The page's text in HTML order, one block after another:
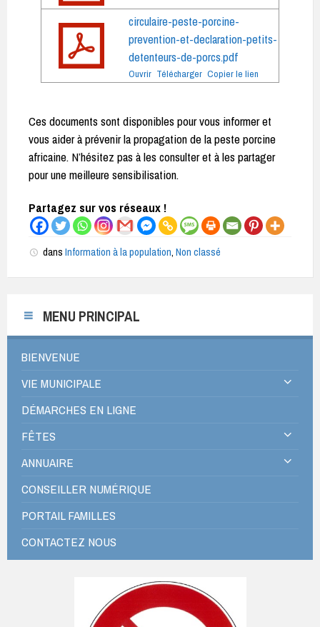
circulaire-peste-porcine-
prevention-et-declaration-petits-
detenteurs-de-porcs.pdf
Ouvrir Télécharger Copier le lien
Ces documents sont disponibles pour vous informer et
vous aider à prévenir la propagation de la peste porcine
africaine. N’hésitez pas à les consulter et à les partager
pour une meilleure sensibilisation.
Partagez sur vos réseaux !
dans Information à la population, Non classé
MENU PRINCIPAL
BIENVENUE
VIE MUNICIPALE
DÉMARCHES EN LIGNE
FÊTES
ANNUAIRE
CONSEILLER NUMÉRIQUE
PORTAIL FAMILLES
CONTACTEZ NOUS